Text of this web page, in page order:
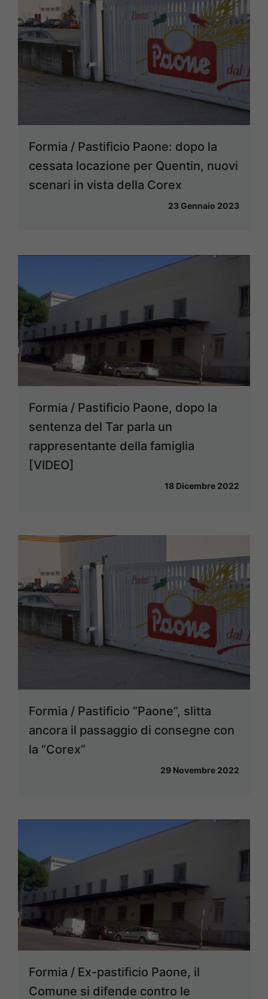
Formia / Pastificio Paone: dopo la
cessata locazione per Quentin, nuovi
scenari in vista della Corex
23 Gennaio 2023
Formia / Pastificio Paone, dopo la
sentenza del Tar parla un
rappresentante della famiglia
[VIDEO]
18 Dicembre 2022
Formia / Pastificio “Paone”, slitta
ancora il passaggio di consegne con
la “Corex”
29 Novembre 2022
Formia / Ex-pastificio Paone, il
Comune si difende contro le